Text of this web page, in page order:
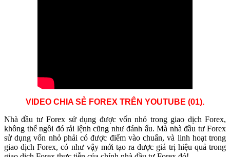
VIDEO CHIA SẺ FOREX TRÊN YOUTUBE (01).
Nhà đầu tư Forex sử dụng được vốn nhỏ trong giao dịch Forex,
không thể ngồi đó rải lệnh cũng như đánh ẩu. Mà nhà đầu tư Forex